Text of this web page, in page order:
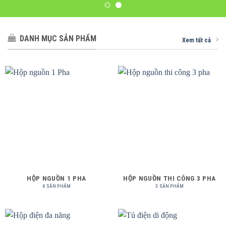
DANH MỤC SẢN PHẨM Xem tất cả
HỘP NGUỒN 1 PHA
4 SẢN PHẨM
HỘP NGUỒN THI CÔNG 3 PHA
3 SẢN PHẨM